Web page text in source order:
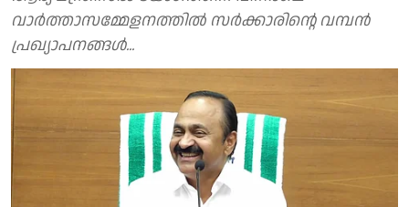
വാർത്താസമ്മേളനത്തിൽ സർക്കാരിൻ്റെ വമ്പൻ
പ്രഖ്യാപനങ്ങൾ...